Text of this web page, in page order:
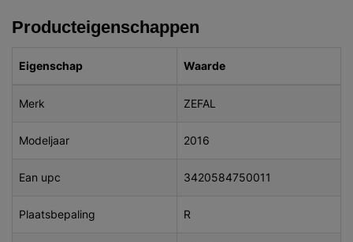
Producteigenschappen
Eigenschap Waarde
Merk ZEFAL
Modeljaar 2016
Ean upc 3420584750011
Plaatsbepaling R